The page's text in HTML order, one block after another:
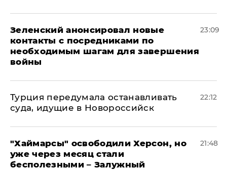
Зеленский анонсировал новые
контакты с посредниками по
необходимым шагам для завершения
войны
23:09
Турция передумала останавливать
суда, идущие в Новороссийск
22:12
"Хаймарсы" освободили Херсон, но
уже через месяц стали
бесполезными – Залужный
21:48